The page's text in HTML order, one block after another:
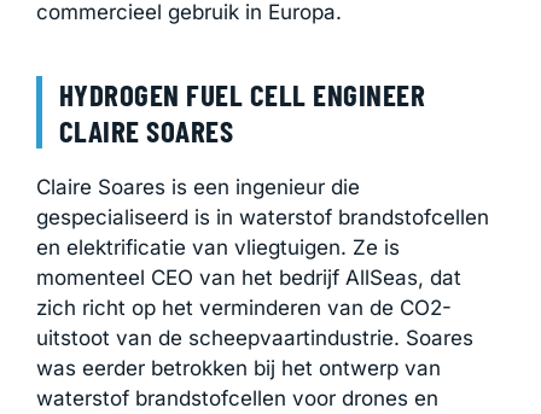
commercieel gebruik in Europa.
HYDROGEN FUEL CELL ENGINEER
CLAIRE SOARES
Claire Soares is een ingenieur die
gespecialiseerd is in waterstof brandstofcellen
en elektrificatie van vliegtuigen. Ze is
momenteel CEO van het bedrijf AllSeas, dat
zich richt op het verminderen van de CO2-
uitstoot van de scheepvaartindustrie. Soares
was eerder betrokken bij het ontwerp van
waterstof brandstofcellen voor drones en